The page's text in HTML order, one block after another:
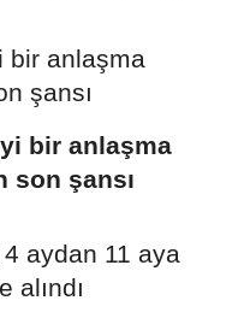
bir anlaşma
son şansı